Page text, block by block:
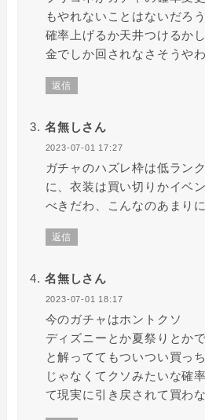
もやれないことはないだろう
確率上げるか天井つけるか
金でしか回されなさそうやわ
返信
名無しさん
2023-07-01 17:27
ガチャのハズレ枠は低ラン
に、衣装は買い切りかイベ
べきだわ、こんなのあまり
返信
名無しさん
2023-07-01 18:17
今のガチャはホントクソ
ディズニーとか夏祭りとか
と解っててもついつい買っ
じゃなくてクソみたいな確
て現実に引き戻されて買わ